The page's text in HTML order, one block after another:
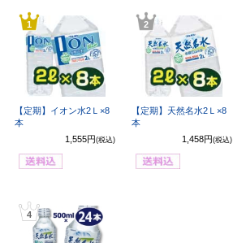
1
【定期】イオン水2Ｌ×8
本
1,555円 (税込)
2
【定期】天然名水2Ｌ×8
本
1,458円 (税込)
4